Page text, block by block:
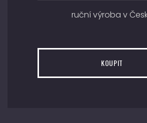
ruční výroba v
KOUPIT